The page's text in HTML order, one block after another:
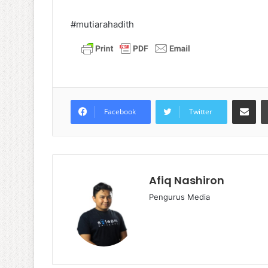
#mutiarahadith
Facebook Twitter
Share
Afiq Nashiron
Pengurus Media